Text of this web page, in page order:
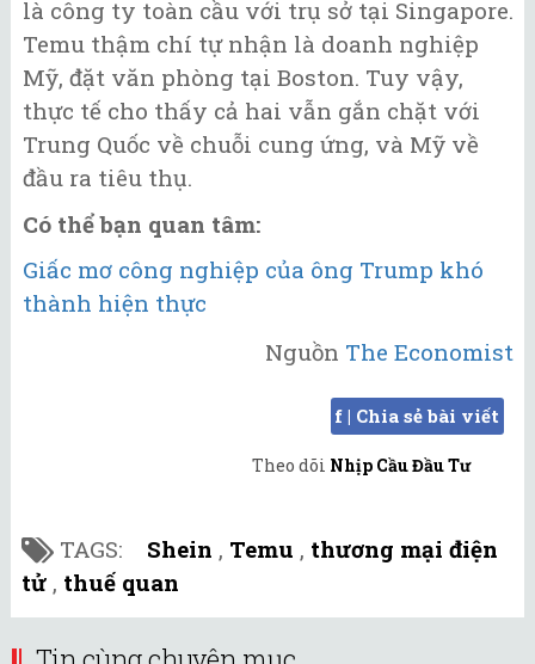
là công ty toàn cầu với trụ sở tại Singapore.
Temu thậm chí tự nhận là doanh nghiệp
Mỹ, đặt văn phòng tại Boston. Tuy vậy,
thực tế cho thấy cả hai vẫn gắn chặt với
Trung Quốc về chuỗi cung ứng, và Mỹ về
đầu ra tiêu thụ.
Có thể bạn quan tâm:
Giấc mơ công nghiệp của ông Trump khó
thành hiện thực
Nguồn The Economist
f | Chia sẻ bài viết
Theo dõi Nhịp Cầu Đầu Tư
TAGS: Shein , Temu , thương mại điện
tử , thuế quan